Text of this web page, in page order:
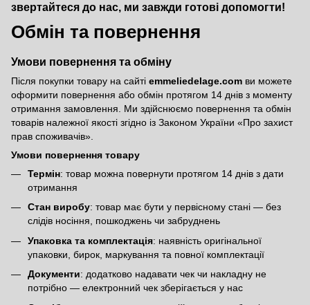
звертайтеся до нас, ми завжди готові допомогти!
Обмін та повернення
Умови повернення та обміну
Після покупки товару на сайті emmeliedelage.com ви можете
оформити повернення або обмін протягом 14 днів з моменту
отримання замовлення. Ми здійснюємо повернення та обмін
товарів належної якості згідно із Законом України «Про захист
прав споживачів»
Умови повернення товару
Термін: товар можна повернути протягом 14 днів з дати
отримання
Стан виробу: товар має бути у первісному стані — без
слідів носіння, пошкоджень чи забруднень
Упаковка та комплектація: наявність оригінальної
упаковки, бирок, маркування та повної комплектації
Документи: додатково надавати чек чи накладну не
потрібно — електронний чек зберігається у нас